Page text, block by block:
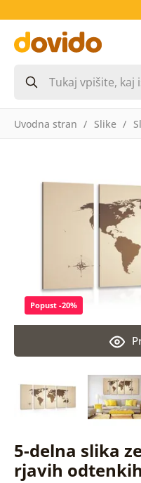
Uvodna stran Slike
5-delna slika
rjavih odtenkih
Popust -20%